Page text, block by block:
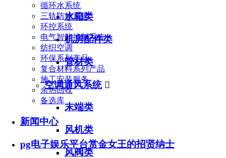
循环水系统
三轨防护系统
环控系统
电气智能控制系统
纺织空调
环保系列产品
复合材料系列产品
施工安装服务
余热回收
备选库
新闻中心
pg电子娱乐平台赏金女王的招贤纳士
水箱类
机房配件类
管材类
空调通风系统 
末端类
风机类
风阀类